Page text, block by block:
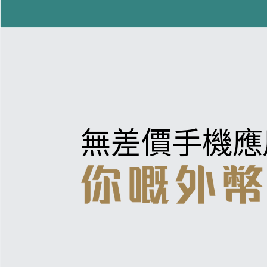
無差價手機